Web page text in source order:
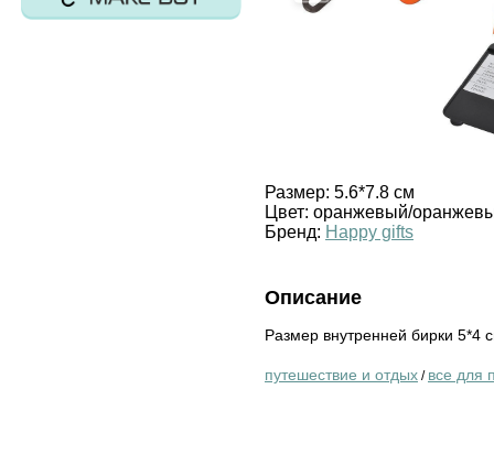
Размер: 5.6*7.8 см
Цвет: оранжевый/
Бренд: Happy gifts
Описание
Размер внутренней бирки 5*4
путешествие и отдых / все для